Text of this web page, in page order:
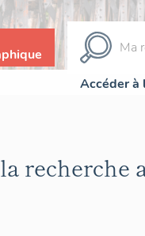
Accéder à
recherche